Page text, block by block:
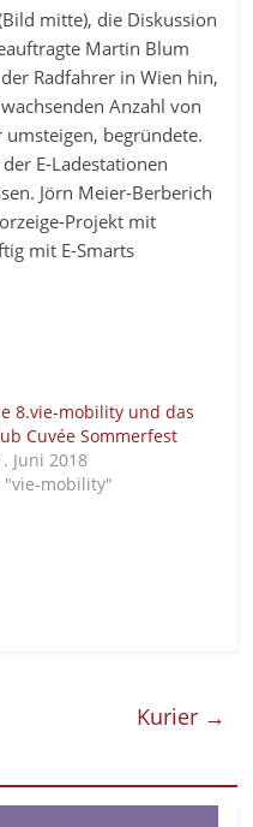
mitte), die Diskussion
Martin Blum
Radfahrer in Wien hin,
Anzahl von
begründete.
E-Ladestationen
Jörn Meier-Berberich
Projekt mit
mit E-Smarts
8.vie-mobility und das
Cuvée Sommerfest
Juni 2018
"vie-mobility"
Kurier →